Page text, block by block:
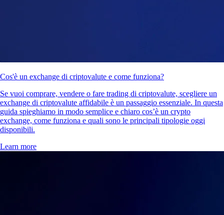
Cos'è un exchange di criptovalute e come funziona?
Se vuoi comprare, vendere o fare trading di criptovalute, scegliere un
exchange di criptovalute affidabile è un passaggio essenziale. In questa
guida spieghiamo in modo semplice e chiaro cos’è un crypto
exchange, come funziona e quali sono le principali tipologie oggi
disponibili.
Learn more